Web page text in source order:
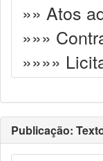
»» Atos
»»»
»»»»
Publicação: